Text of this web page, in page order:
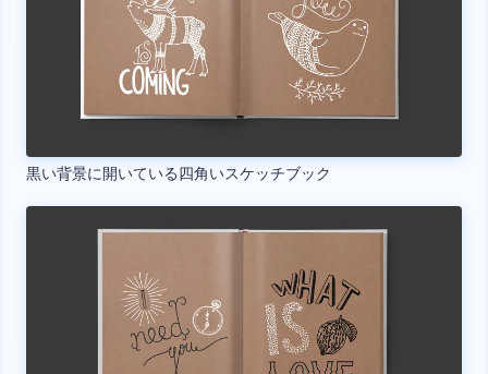
黒い背景に開いている四角いスケッチブック